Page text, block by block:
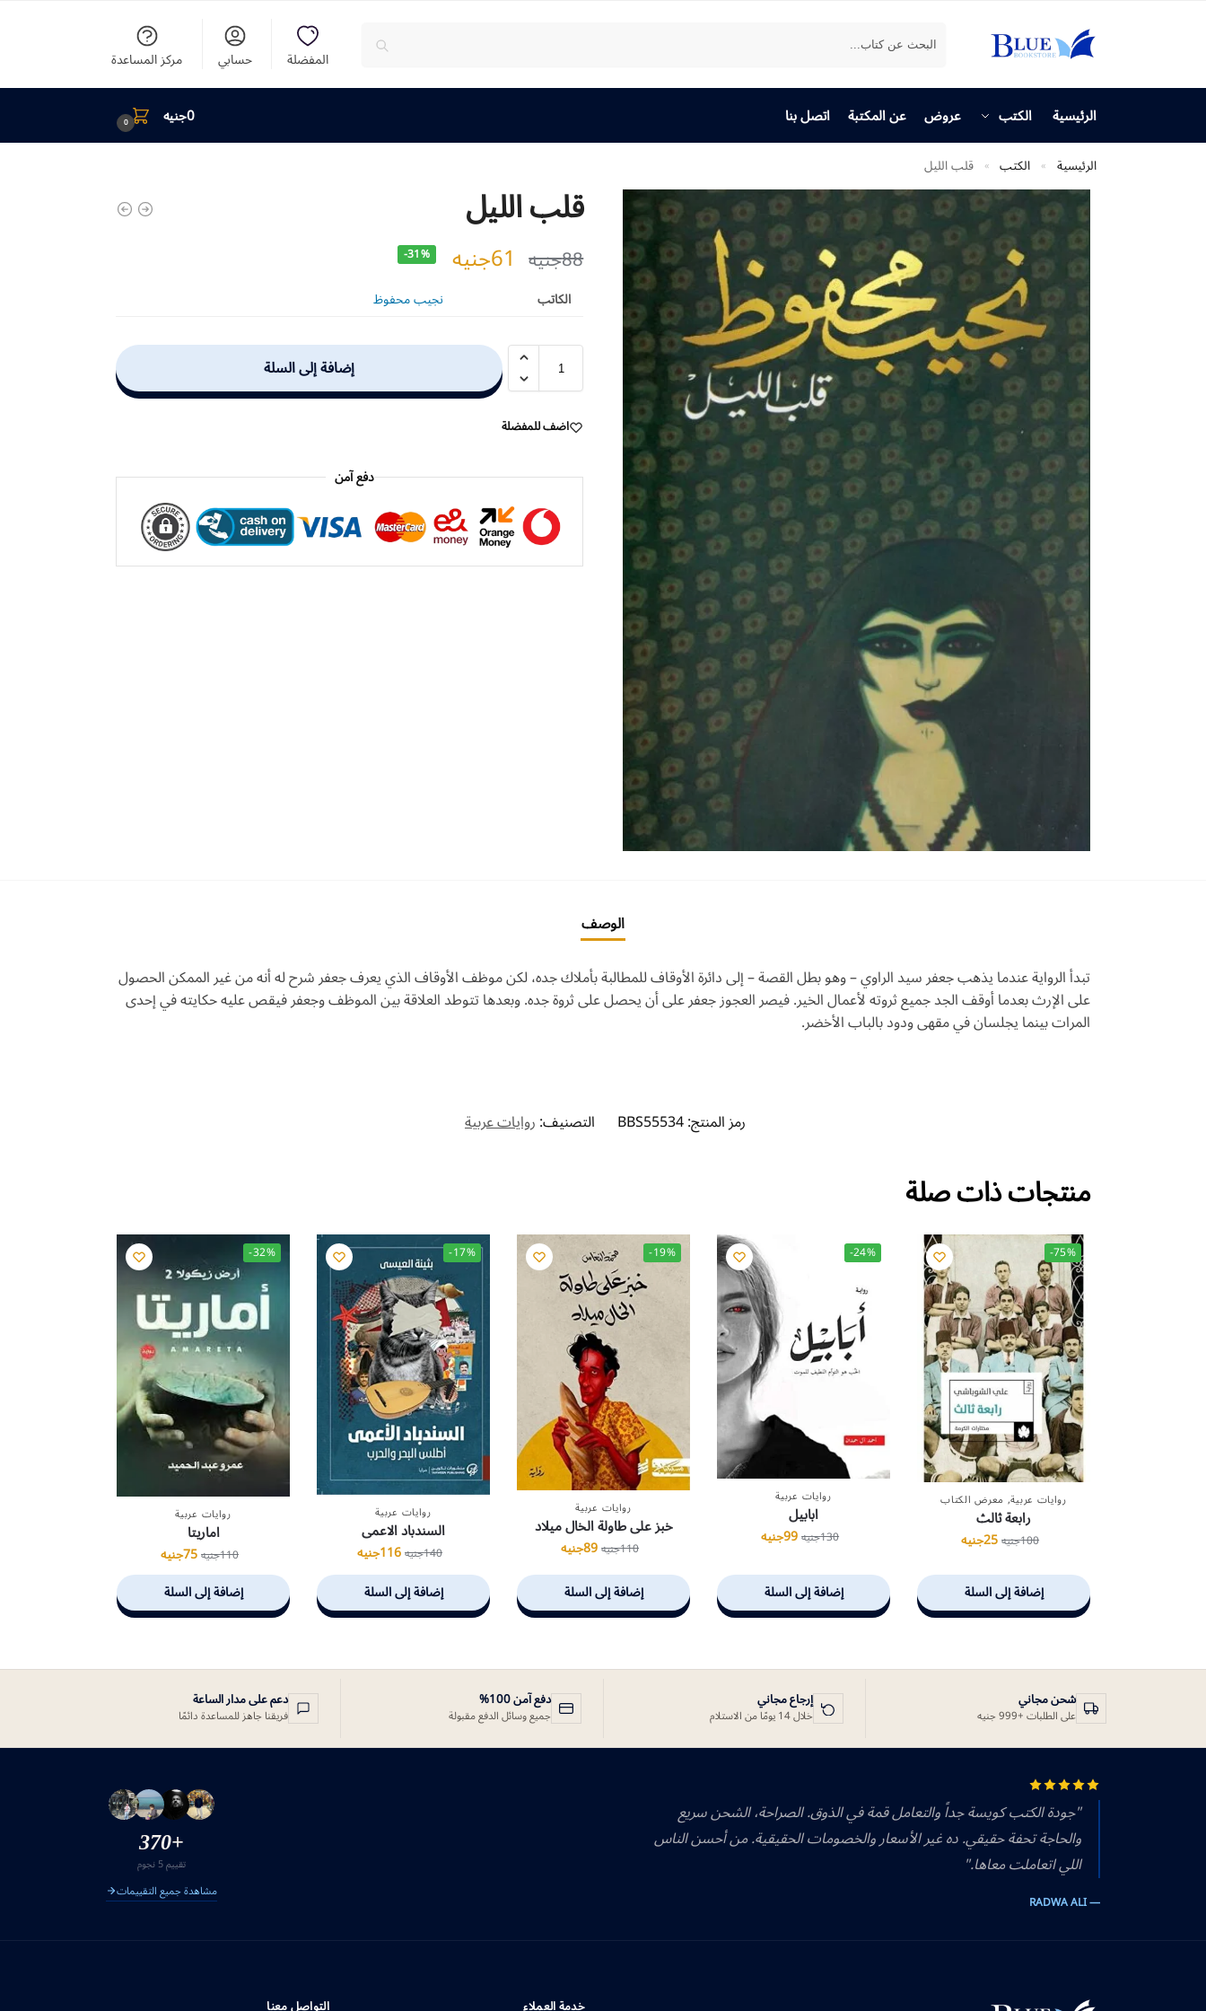
بحث
المفضلة حسابي مركز المساعدة
الرئيسية الكتب عروض عن المكتبة اتصل بنا 0جنيه 0
الرئيسية » الكتب » قلب الليل
قلب الليل
88جنيه 61جنيه -31%
الكاتب نجيب محفوظ
إضافة إلى السلة
اضف للمفضلة
دفع آمن
الوصف
تبدأ الرواية عندما يذهب جعفر سيد الراوي – وهو بطل القصة – إلى دائرة الأوقاف للمطالبة بأملاك جده، لكن موظف الأوقاف الذي يعرف جعفر شرح له أنه من غير الممكن الحصول
على الإرث بعدما أوقف الجد جميع ثروته لأعمال الخير. فيصر العجوز جعفر على أن يحصل على ثروة جده. وبعدها تتوطد العلاقة بين الموظف وجعفر فيقص عليه حكايته في إحدى
المرات بينما يجلسان في مقهى ودود بالباب الأخضر.
رمز المنتج:BBS55534 التصنيف:روايات عربية
منتجات ذات صلة
-75%
روايات عربية, معرض الكتاب
رابعة ثالث
100جنيه25جنيه
إضافة إلى السلة
-24%
روايات عربية
ابابيل
130جنيه99جنيه
إضافة إلى السلة
-19%
روايات عربية
خبز على طاولة الخال ميلاد
110جنيه89جنيه
إضافة إلى السلة
-17%
روايات عربية
السندباد الاعمى
140جنيه116جنيه
إضافة إلى السلة
-32%
روايات عربية
اماريتا
110جنيه75جنيه
إضافة إلى السلة
شحن مجاني
على الطلبات +999 جنيه
إرجاع مجاني
خلال 14 يومًا من الاستلام
دفع آمن 100%
جميع وسائل الدفع مقبولة
دعم على مدار الساعة
فريقنا جاهز للمساعدة دائمًا
"جودة الكتب كويسة جداً والتعامل قمة في الذوق. الصراحة، الشحن سريع
والحاجة تحفة حقيقي. ده غير الأسعار والخصومات الحقيقية. من أحسن الناس
اللي اتعاملت معاها."
— RADWA ALI
+370
تقييم 5 نجوم
مشاهدة جميع التقييمات